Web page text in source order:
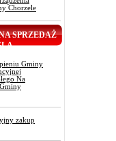
Chorzele
SPRZEDAŻ
Gminy
Na
zakup